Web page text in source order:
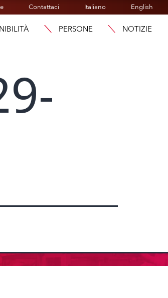
Contattaci Italiano English
PERSONE NOTIZIE